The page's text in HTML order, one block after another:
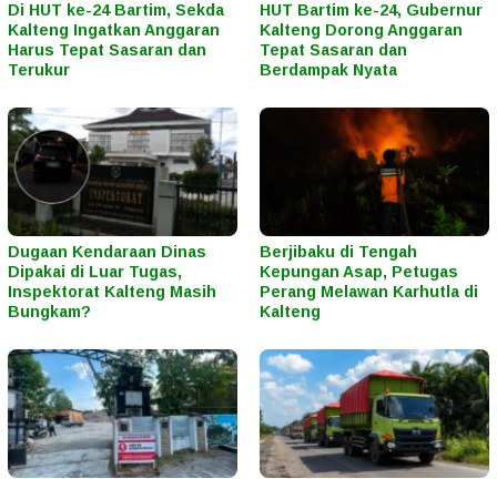
Di HUT ke-24 Bartim, Sekda
Kalteng Ingatkan Anggaran
Harus Tepat Sasaran dan
Terukur
HUT Bartim ke-24, Gubernur
Kalteng Dorong Anggaran
Tepat Sasaran dan
Berdampak Nyata
Dugaan Kendaraan Dinas
Dipakai di Luar Tugas,
Inspektorat Kalteng Masih
Bungkam?
Berjibaku di Tengah
Kepungan Asap, Petugas
Perang Melawan Karhutla di
Kalteng